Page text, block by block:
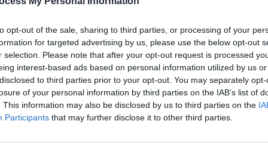
opt-out of the sale, sharing to third parties, or processing of your
for targeted advertising by us, please use the below opt-out
selection. Please note that after your opt-out request is processed
interest-based ads based on personal information utilized by us
to third parties prior to your opt-out. You may separately
of your personal information by third parties on the IAB’s list of
This information may also be disclosed by us to third parties on the
Participants that may further disclose it to other third parties.
césarienne ou voie basse modifie la capacité de
est-ce possible ?
intestinale
novembre dans la revueNature Communications
de l’organisme face aux vaccins. En effet, le
développement du microbiote intestinal du bébé.
1.3k
1.3k
4
1.2k